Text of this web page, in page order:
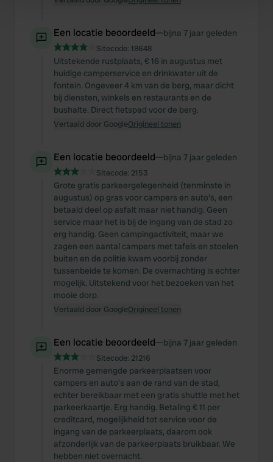
We use cookies to personalise content and ads, to
provide social media features and to analyse our traffic.
We also share information about your use of our site with
our social media, advertising and analytics partners who
may combine it with other information that you’ve
provided to them or that they’ve collected from your use
Een locatie beoordeeld—bijna 7 jaar geleden
Sitecode: 18648
Uitstekende rustplaats, € 16 in augustus met
huidige camperservice en drinkwater uit de
fontein. Ongeveer 4 km van de berg, maar dicht
bij diensten, winkels en restaurants en de
bushalte. Direct fietspad voor de berg.
Vertaald door GoogleOrigineel tonen
Een locatie beoordeeld—bijna 7 jaar geleden
Sitecode: 2153
Grote gratis parkeergelegenheid (tenminste in
augustus) op gras voor campers en auto's, een
betaald deel op asfalt maar niet handig. Geen
service maar het is bij de ingang van de stad zo
erg handig. Geen campingactiviteit, maar we
zagen een aantal campers met tafels en stoelen
buiten en de politie kwam voorbij zonder
tussenbeide te komen. De overnachting is echter
mogelijk. Uitstekend voor het bezoeken van het
mooie dorp.
Vertaald door GoogleOrigineel tonen
Een locatie beoordeeld—bijna 7 jaar geleden
Sitecode: 21216
Enorme gemengde parkeerplaatsen voor
campers en auto's aan de rand van de stad,
echter bereikbaar met een gratis shuttle met het
parkeerkaartje. Erg handig. Betaling € 11 per
creditcard, mogelijkheid tot service voor de
ingang van de parkeerplaats, daarom ook
afzonderlijk van de parkeerplaats bruikbaar. We
hebben niet overnacht.